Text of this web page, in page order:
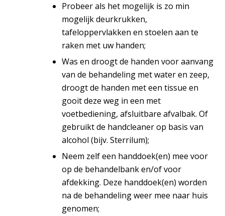
Probeer als het mogelijk is zo min
mogelijk deurkrukken,
tafeloppervlakken en stoelen aan te
raken met uw handen;
Was en droogt de handen voor aanvang
van de behandeling met water en zeep,
droogt de handen met een tissue en
gooit deze weg in een met
voetbediening, afsluitbare afvalbak. Of
gebruikt de handcleaner op basis van
alcohol (bijv. Sterrilum);
Neem zelf een handdoek(en) mee voor
op de behandelbank en/of voor
afdekking. Deze handdoek(en) worden
na de behandeling weer mee naar huis
genomen;